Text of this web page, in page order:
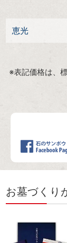
恵光
※表記価格は、
お墓づくり